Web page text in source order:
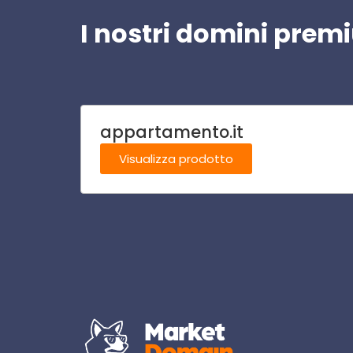
I nostri domini
appartamento.it
Visualizza prodotto